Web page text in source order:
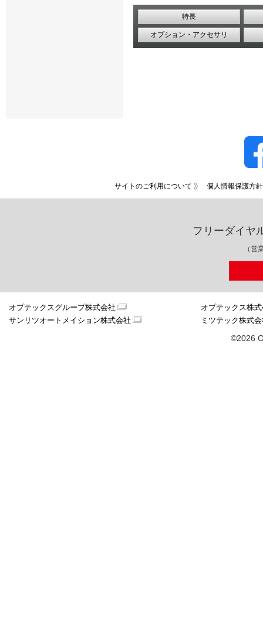
特長
オプション・アクセサリ
サイトのご利用について 個人情報保護方針
フリーダイヤ
（営
オプテックスグループ株式会社
オプテックス株
サンリツオートメイション株式会社
ミツテック株式
©2026